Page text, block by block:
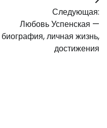
Следующая:
Любовь Успенская —
биография, личная жизнь,
достижения